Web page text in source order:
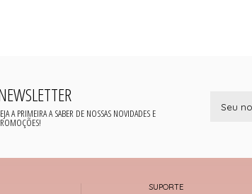
A PRIMEIRA A SABER DE NOSSAS NOVIDADES E
SUPORTE